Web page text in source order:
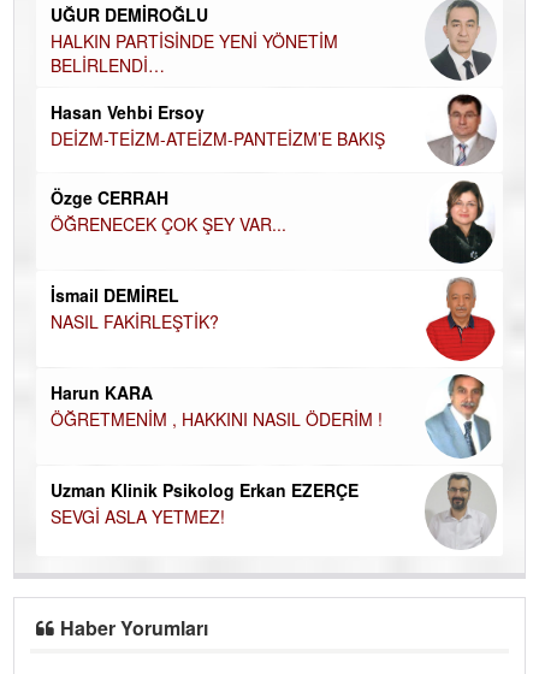
UĞUR DEMİROĞLU
HALKIN PARTİSİNDE YENİ YÖNETİM
BELİRLENDİ…
Hasan Vehbi Ersoy
DEİZM-TEİZM-ATEİZM-PANTEİZM’E BAKIŞ
Özge CERRAH
ÖĞRENECEK ÇOK ŞEY VAR...
İsmail DEMİREL
NASIL FAKİRLEŞTİK?
Harun KARA
ÖĞRETMENİM , HAKKINI NASIL ÖDERİM !
Uzman Klinik Psikolog Erkan EZERÇE
SEVGİ ASLA YETMEZ!
Haber Yorumları